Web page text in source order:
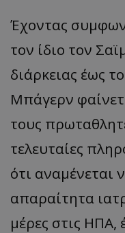
Έχοντας
τον ίδιο τον
διάρκειας έως
Μπάγερν
τους
τελευταίες
ότι αναμένεται
απαραίτητα
μέρες στις ΗΠΑ,